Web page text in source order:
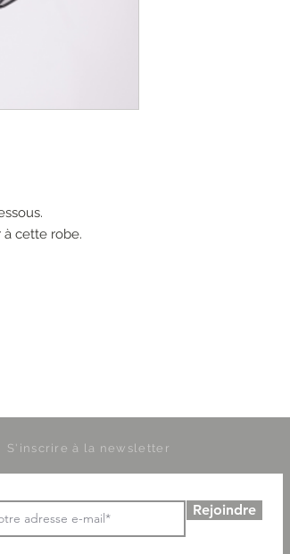
cette robe.
S'inscrire à la newsletter
Rejoindre